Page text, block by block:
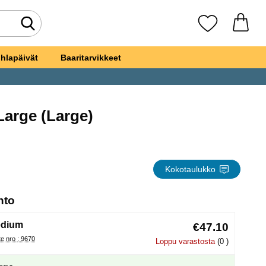
Tee haku Suosikkini
Baaritarvikkeet
(Large)
Kokotaulukko
Tuote nro : 9670
€47.10
Loppu varastosta(0 )